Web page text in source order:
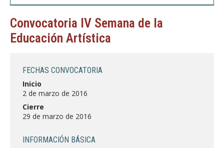
POSTGRADO
EXTENSIÓN
BIBLIOTECA
DEPARTAMENTOS
Estudiantes
Convocatoria IV Semana de la
Educación Artística
FECHAS CONVOCATORIA
Inicio
2 de marzo de 2016
Cierre
29 de marzo de 2016
INFORMACIÓN BÁSICA